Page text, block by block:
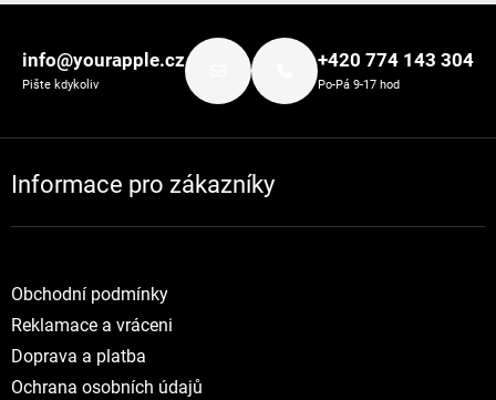
info@yourapple.cz
Pište kdykoliv
+420 774 143 304
Po-Pá 9-17 hod
Informace pro zákazníky
Obchodní podmínky
Reklamace a vráceni
Doprava a platba
Ochrana osobních údajů